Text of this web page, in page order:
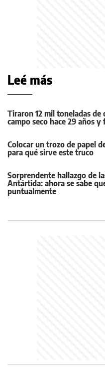
Leé más
Tiraron 12 mil toneladas de
campo seco hace 29 años
Colocar un trozo de papel
para qué sirve este truco
Sorprendente hallazgo de
Antártida: ahora se sabe
puntualmente